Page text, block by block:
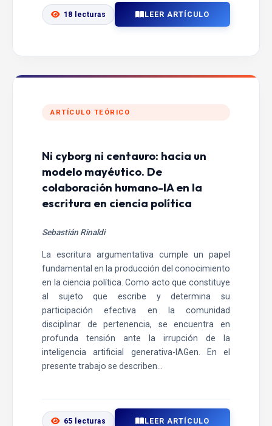
18 lecturas LEER ARTÍCULO
ARTÍCULO TEÓRICO
Ni cyborg ni centauro: hacia un
modelo mayéutico. De
colaboración humano-IA en la
escritura en ciencia política
Sebastián Rinaldi
La escritura argumentativa cumple un papel
fundamental en la producción del conocimiento
en la ciencia política. Como acto que constituye
al sujeto que escribe y determina su
participación efectiva en la comunidad
disciplinar de pertenencia, se encuentra en
profunda tensión ante la irrupción de la
inteligencia artificial generativa-IAGen. En el
presente trabajo se describen...
65 lecturas LEER ARTÍCULO